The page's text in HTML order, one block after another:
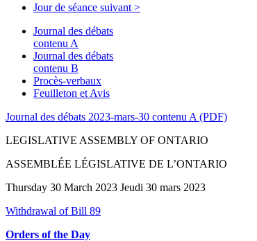
Jour de séance suivant >
Journal des débats
contenu A
Journal des débats
contenu B
Procès-verbaux
Feuilleton et Avis
Journal des débats 2023-mars-30 contenu A (PDF)
LEGISLATIVE ASSEMBLY OF ONTARIO
ASSEMBLÉE LÉGISLATIVE DE L’ONTARIO
Thursday 30 March 2023 Jeudi 30 mars 2023
Withdrawal of Bill 89
Orders of the Day